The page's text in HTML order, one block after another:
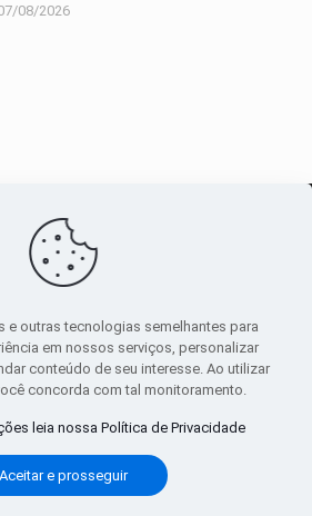
08/2026
de notícias
Privacidade|Termos de uso
e outras tecnologias semelhantes para
em nossos serviços, personalizar
conteúdo de seu interesse. Ao utilizar
concorda com tal monitoramento.
leia nossa Política de Privacidade
Aceitar e prosseguir